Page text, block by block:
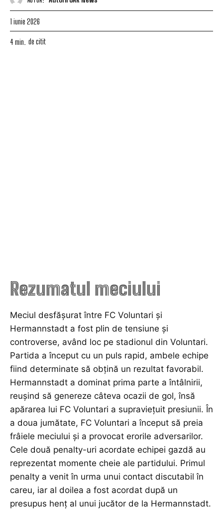
1 iunie 2026
4 min. de citit
Rezumatul meciului
Meciul desfășurat între FC Voluntari și
Hermannstadt a fost plin de tensiune și
controverse, având loc pe stadionul din Voluntari.
Partida a început cu un puls rapid, ambele echipe
fiind determinate să obțină un rezultat favorabil.
Hermannstadt a dominat prima parte a întâlnirii,
reușind să genereze câteva ocazii de gol, însă
apărarea lui FC Voluntari a supraviețuit presiunii. În
a doua jumătate, FC Voluntari a început să preia
frâiele meciului și a provocat erorile adversarilor.
Cele două penalty-uri acordate echipei gazdă au
reprezentat momente cheie ale partidului. Primul
penalty a venit în urma unui contact discutabil în
careu, iar al doilea a fost acordat după un
presupus henț al unui jucător de la Hermannstadt.